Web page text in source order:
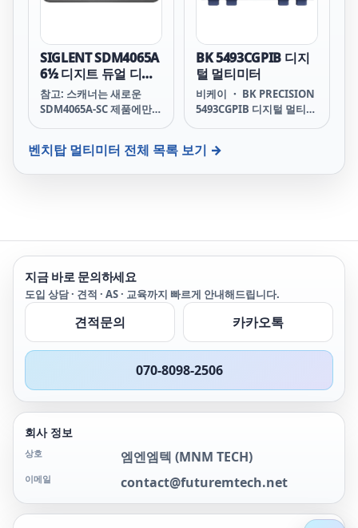
SIGLENT SDM4065A
6½ 디지트 듀얼 디스
플레이 디지털 멀티미
터
참고: 스캐너는 새로운
SDM4065A-SC 제품에만
수 없습니다.
BK 5493CGPIB 디지
털 멀티미터
비케이 ・ BK PRECISION
5493CGPIB 디지털 멀티미
5493CGPIBBK BK
5493CGPIB 5493CGPIB 비
엔케이 비엔케이
BK BK 5493C 5493CB&K
B&K 5493C 5493C비케이
비케이 5493C 5493C 비앤
벤치탑 멀티미터 전체 목록 보기 →
지금 바로 문의하세요
도입 상담 · 견적 · AS · 교육까지 빠르게 안내해드립니다.
견적문의 카카오톡
070-8098-2506
회사 정보
상호 엠엔엠텍 (MNM TECH)
이메일 contact@futuremtech.net